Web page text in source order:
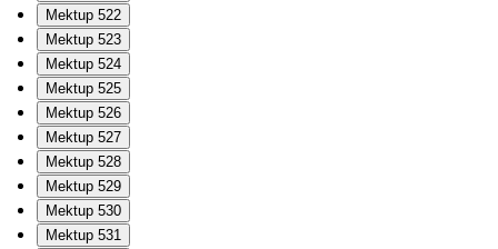
Mektup 522
Mektup 523
Mektup 524
Mektup 525
Mektup 526
Mektup 527
Mektup 528
Mektup 529
Mektup 530
Mektup 531